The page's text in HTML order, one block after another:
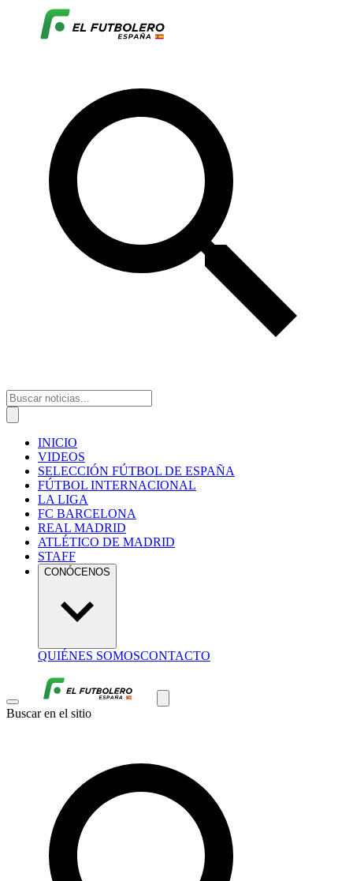
INICIO
VIDEOS
SELECCIÓN FÚTBOL DE ESPAÑA
FÚTBOL INTERNACIONAL
LA LIGA
FC BARCELONA
REAL MADRID
ATLÉTICO DE MADRID
STAFF
CONÓCENOS
QUIÉNES SOMOSCONTACTO
Buscar en el sitio